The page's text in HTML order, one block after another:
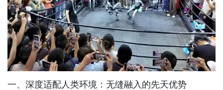
一、深度适配人类环境：无缝融入的先天优势